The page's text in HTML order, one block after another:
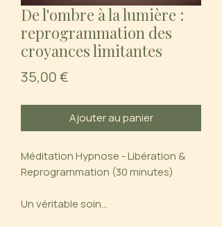
De l'ombre à la lumière :
reprogrammation des
croyances limitantes
35,00 €
Ajouter au panier
Méditation Hypnose - Libération &
Reprogrammation (30 minutes)
Un véritable soin...